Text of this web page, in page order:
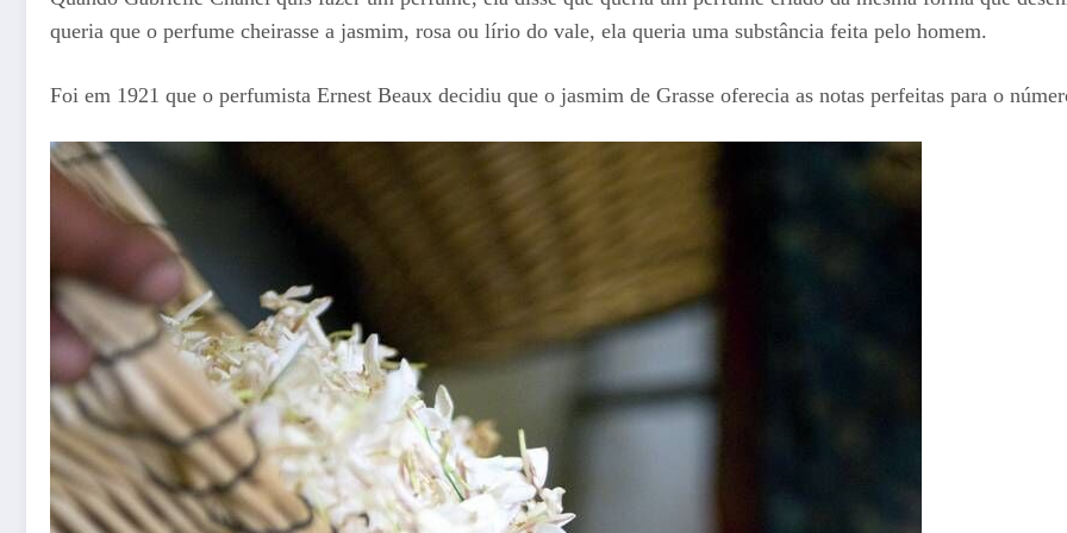
queria que o perfume cheirasse a jasmim, rosa ou lírio do vale, ela queria uma substância feita pelo homem.
Foi em 1921 que o perfumista Ernest Beaux decidiu que o jasmim de Grasse oferecia as notas perfeitas para o